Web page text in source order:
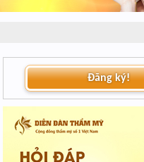
Đăng ký!